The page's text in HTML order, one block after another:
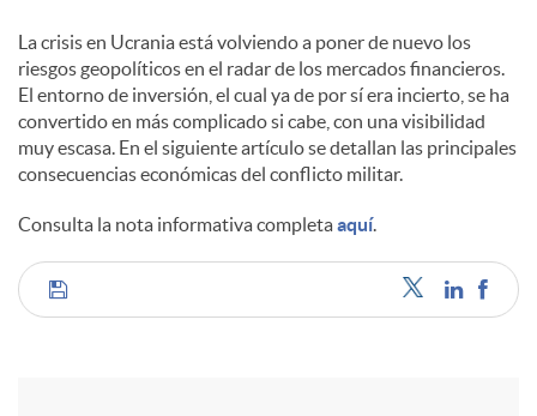
e
c
o
n
La crisis en Ucrania está volviendo a poner de nuevo los
riesgos geopolíticos en el radar de los mercados financieros.
El entorno de inversión, el cual ya de por sí era incierto, se ha
convertido en más complicado si cabe, con una visibilidad
muy escasa. En el siguiente artículo se detallan las principales
consecuencias económicas del conflicto militar.
Consulta la nota informativa completaaquí.
C